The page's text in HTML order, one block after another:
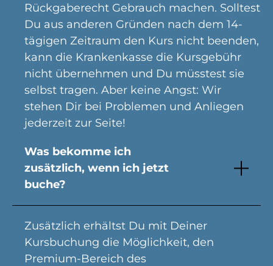
Rückgaberecht Gebrauch machen. Solltest
Du aus anderen Gründen nach dem 14-
tägigen Zeitraum den Kurs nicht beenden,
kann die Krankenkasse die Kursgebühr
nicht übernehmen und Du müsstest sie
selbst tragen. Aber keine Angst: Wir
stehen Dir bei Problemen und Anliegen
jederzeit zur Seite!
Was bekomme ich
zusätzlich, wenn ich jetzt
buche?
Zusätzlich erhältst Du mit Deiner
Kursbuchung die Möglichkeit, den
Premium-Bereich des